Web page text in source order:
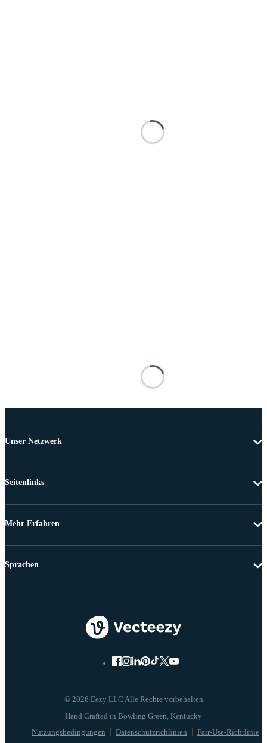
Unser Netzwerk
Seitenlinks
Mehr Erfahren
© 2026 Eezy LLC Alle Rechte vorbehalten
Nutzungsbedingungen Datenschutzrichlinien Fair-Use-Richtlinie
Sprachen